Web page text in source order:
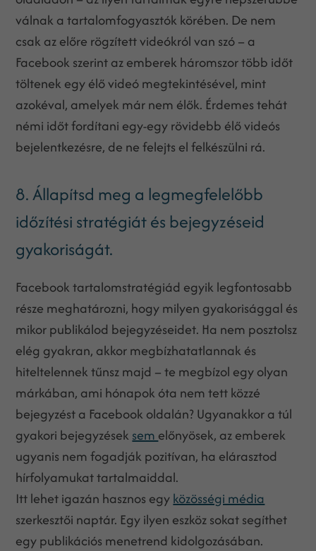
válnak a tartalomfogyasztók körében. De nem
csak az előre rögzített videókról van szó – a
Facebook szerint az emberek háromszor több időt
töltenek egy élő videó megtekintésével, mint
azokéval, amelyek már nem élők. Érdemes tehát
némi időt fordítani egy-egy rövidebb élő videós
bejelentkezésre, de ne felejts el felkészülni rá.
8. Állapítsd meg a legmegfelelőbb
időzítési stratégiát és bejegyzéseid
gyakoriságát.
Facebook tartalomstratégiád egyik legfontosabb
része meghatározni, hogy milyen gyakorisággal és
mikor publikálod bejegyzéseidet. Ha nem posztolsz
elég gyakran, akkor megbízhatatlannak és
hiteltelennek tűnsz majd – te megbízol egy olyan
márkában, ami hónapok óta nem tett közzé
bejegyzést a Facebook oldalán? Ugyanakkor a túl
gyakori bejegyzések sem előnyösek, az emberek
ugyanis nem fogadják pozitívan, ha elárasztod
hírfolyamukat tartalmaiddal.
Itt lehet igazán hasznos egyközösségi média
szerkesztői naptár. Egy ilyen eszköz sokat segíthet
egy publikációs menetrend kidolgozásában.